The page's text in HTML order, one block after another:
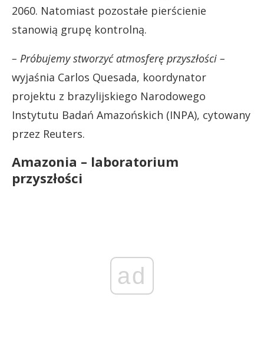
2060. Natomiast pozostałe pierścienie
stanowią grupę kontrolną.
– Próbujemy stworzyć atmosferę przyszłości –
wyjaśnia Carlos Quesada, koordynator
projektu z brazylijskiego Narodowego
Instytutu Badań Amazońskich (INPA), cytowany
przez Reuters.
Amazonia – laboratorium
przyszłości
ad